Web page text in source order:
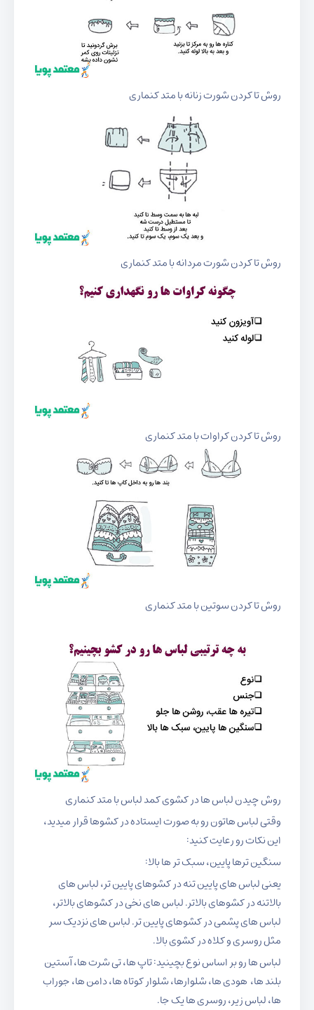
روش تا کردن شورت زنانه با متد کنماری
روش تا کردن شورت مردانه با متد کنماری
روش تا کردن کراوات با متد کنماری
روش تا کردن سوتین با متد کنماری
روش چیدن لباس ها در کشوی کمد لباس با متد کنماری
وقتی لباس هاتون رو به صورت ایستاده در کشوها قرار میدید،
این نکات رو رعایت کنید:
سنگین ترها پایین، سبک تر ها بالا:
یعنی لباس های پایین تنه در کشوهای پایین تر، لباس های
بالاتنه در کشوهای بالاتر. لباس های نخی در کشوهای بالاتر،
لباس های پشمی در کشوهای پایین تر. لباس های نزدیک سر
مثل روسری و کلاه در کشوی بالا.
لباس ها رو بر اساس نوع بچینید: تاپ ها، تی شرت ها، آستین
بلند ها، هودی ها، شلوارها، شلوار کوتاه ها، دامن ها، جوراب
ها، لباس زیر، روسری ها یک جا.